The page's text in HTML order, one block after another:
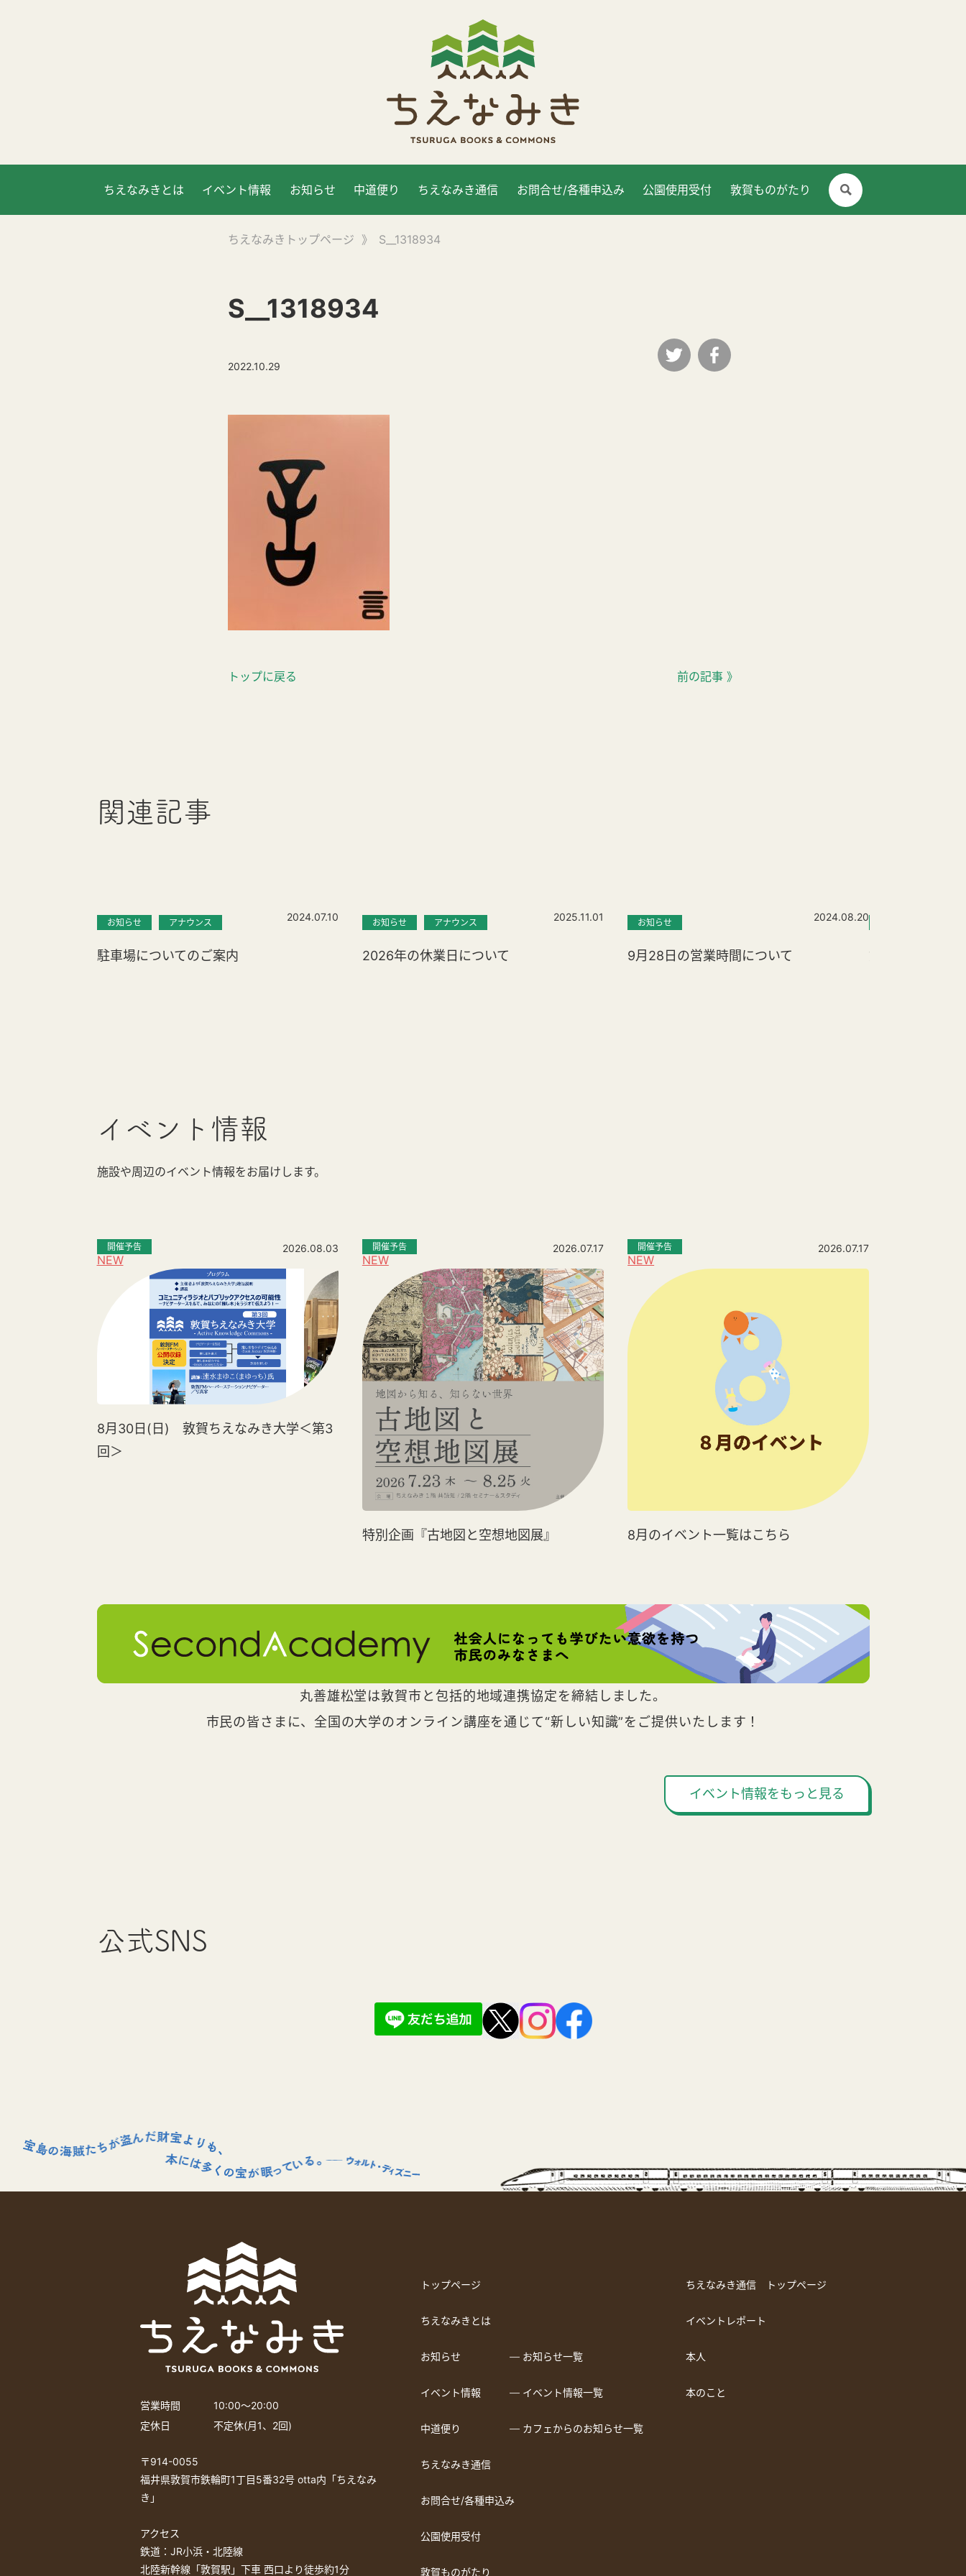
ちえなみきとは イベント情報 お知らせ 中道便り ちえなみき通信 お問合せ/各種申込み 公園使用受付 敦賀ものがたり
ちえなみきトップページ 》 S__1318934
S__1318934
2022.10.29
トップに戻る 前の記事 》
関連記事
お知らせ アナウンス 2024.07.10
駐車場についてのご案内
お知らせ アナウンス 2025.11.01
2026年の休業日について
お知らせ 2024.08.20
9月28日の営業時間について 第5回「本人」
イベント情報
施設や周辺のイベント情報をお届けします。
NEW
開催予告 2026.08.03
8月30日(日) 敦賀ちえなみき大学＜第3
回＞
NEW
開催予告 2026.07.17
特別企画『古地図と空想地図展』
NEW
開催予告 2026.07.17
8月のイベント一覧はこちら
丸善雄松堂は敦賀市と包括的地域連携協定を締結しました。
市民の皆さまに、全国の大学のオンライン講座を通じて“新しい知識”をご提供いたします！
イベント情報をもっと見る
公式SNS
営業時間
10:00〜20:00
定休日
不定休(月1、2回)
〒914-0055
福井県敦賀市鉄輪町1丁目5番32号 otta内「ちえなみ
き」
アクセス
鉄道：JR小浜・北陸線
北陸新幹線「敦賀駅」下車 西口より徒歩約1分
トップページ
ちえなみきとは
お知らせ ― お知らせ一覧
イベント情報 ― イベント情報一覧
中道便り ― カフェからのお知らせ一覧
ちえなみき通信
お問合せ/各種申込み
公園使用受付
敦賀ものがたり
ちえなみき通信 トップページ
イベントレポート
本人
本のこと